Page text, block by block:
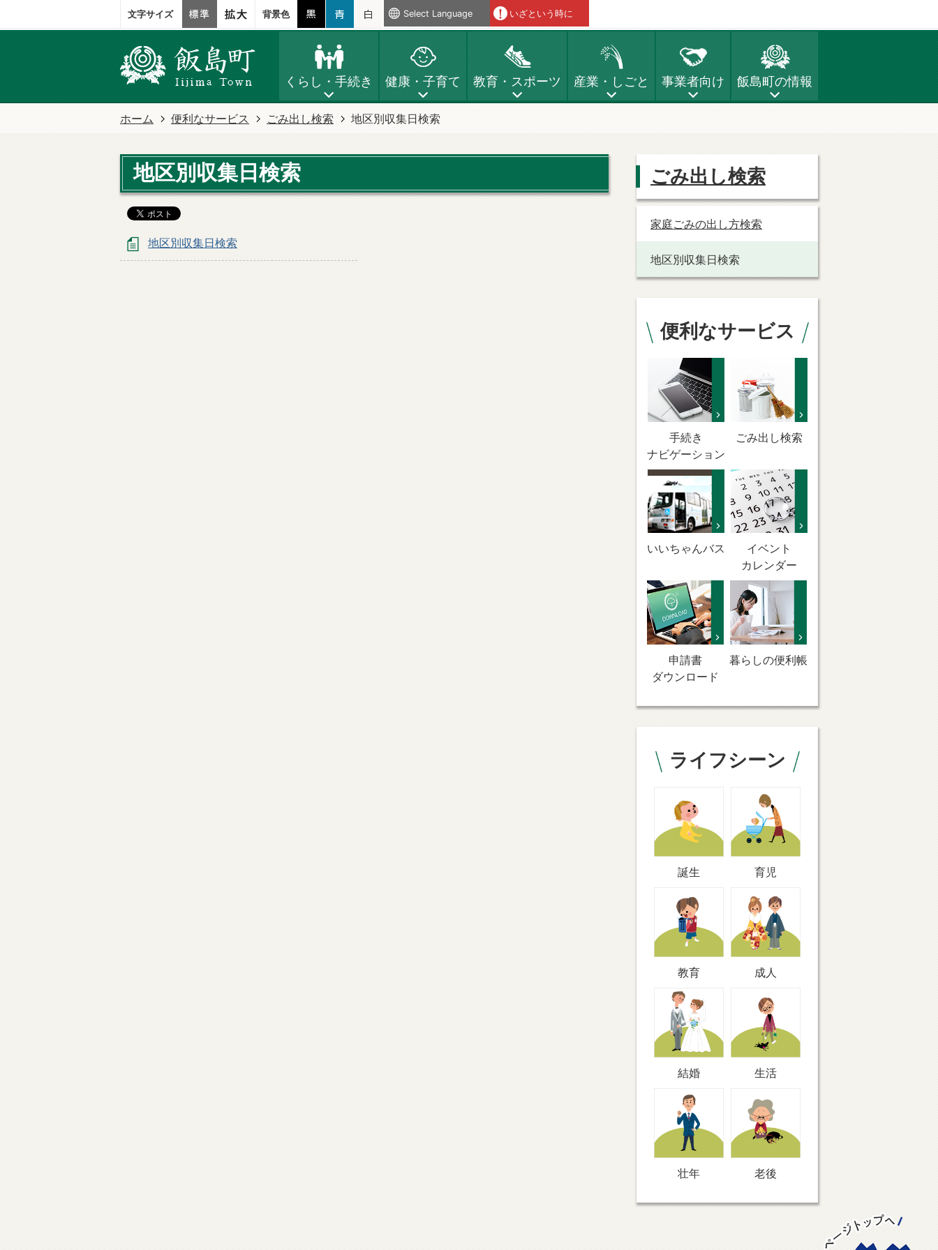
文字サイズ 背景色 Select Language いざという時に
くらし・手続き 健康・子育て 教育・スポーツ 産業・しごと 事業者向け 飯島町の情報
ホーム 便利なサービス ごみ出し検索 地区別収集日検索
地区別収集日検索
地区別収集日検索
ごみ出し検索
家庭ごみの出し方検索
地区別収集日検索
便利なサービス
手続き
ナビゲーション
ごみ出し検索
いいちゃんバス
イベント
カレンダー
申請書
ダウンロード
暮らしの便利帳
ライフシーン
誕生 育児
教育 成人
結婚 生活
壮年 老後